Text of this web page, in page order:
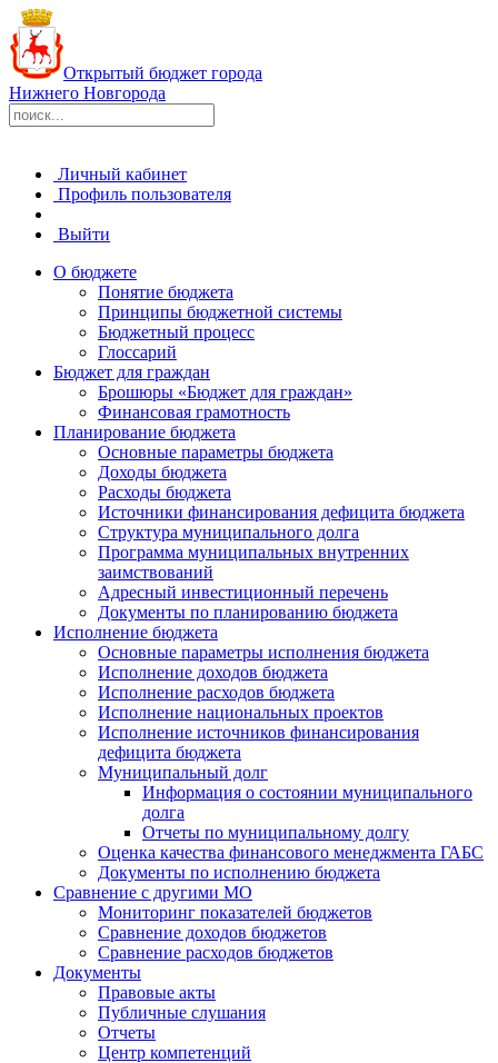
Открытый бюджет города
Нижнего Новгорода
Личный кабинет
Профиль пользователя
Выйти
О бюджете
Понятие бюджета
Принципы бюджетной системы
Бюджетный процесс
Глоссарий
Бюджет для граждан
Брошюры «Бюджет для граждан»
Финансовая грамотность
Планирование бюджета
Основные параметры бюджета
Доходы бюджета
Расходы бюджета
Источники финансирования дефицита бюджета
Структура муниципального долга
Программа муниципальных внутренних
заимствований
Адресный инвестиционный перечень
Документы по планированию бюджета
Исполнение бюджета
Основные параметры исполнения бюджета
Исполнение доходов бюджета
Исполнение расходов бюджета
Исполнение национальных проектов
Исполнение источников финансирования
дефицита бюджета
Муниципальный долг
Информация о состоянии муниципального
долга
Отчеты по муниципальному долгу
Оценка качества финансового менеджмента ГАБС
Документы по исполнению бюджета
Сравнение с другими МО
Мониторинг показателей бюджетов
Сравнение доходов бюджетов
Сравнение расходов бюджетов
Документы
Правовые акты
Публичные слушания
Отчеты
Центр компетенций